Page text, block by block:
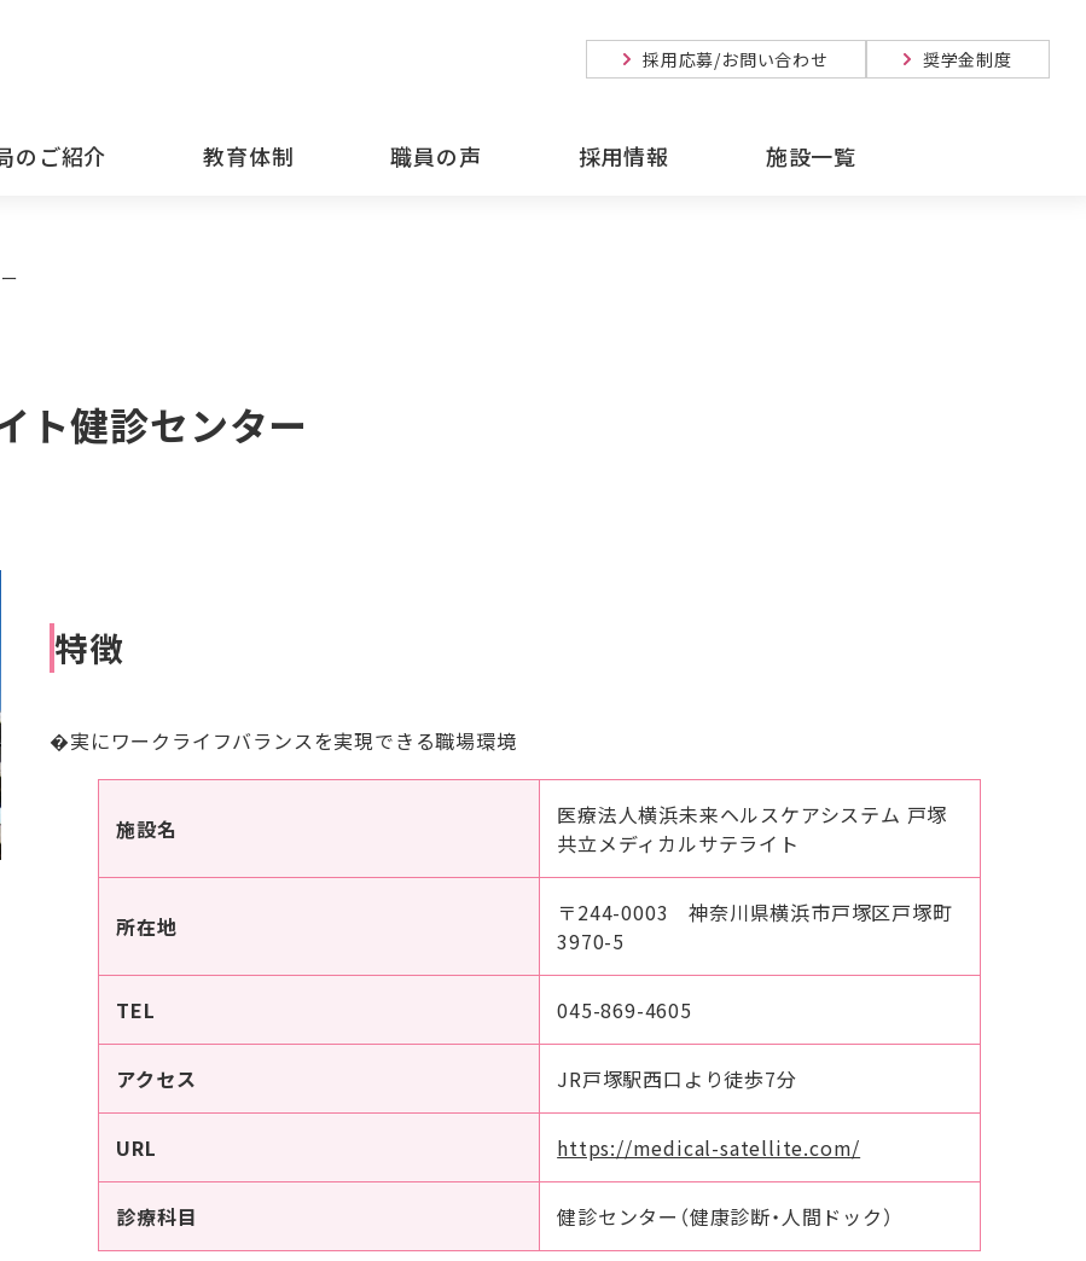
採用応募/お問い合わせ 奨学金制度
のご紹介 教育体制 職員の声 採用情報 施設一覧
ト健診センター
特徴
�実にワークライフバランスを実現できる職場環境
施設名
医療法人横浜未来ヘルスケアシステム 戸塚
共立メディカルサテライト
所在地
〒244-0003 神奈川県横浜市戸塚区戸塚町
3970-5
TEL 045-869-4605
アクセス JR戸塚駅西口より徒歩7分
URL https://medical-satellite.com/
診療科目 健診センター（健康診断・人間ドック）